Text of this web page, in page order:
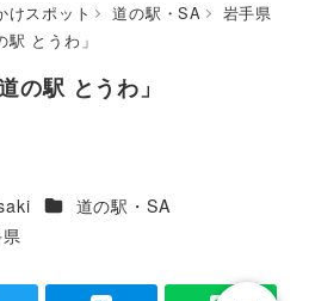
けスポット 道の駅・SA
岩手県
駅 とうわ」
の駅 とうわ」
施設ジャンル
道の駅・SA